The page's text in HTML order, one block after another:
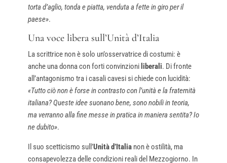
torta d’aglio, tonda e piatta, venduta a fette in giro per il
paese».
Una voce libera sull’Unità d’Italia
La scrittrice non è solo un’osservatrice di costumi: è
anche una donna con forti convinzioni liberali. Di fronte
all’antagonismo tra i casali cavesi si chiede con lucidità:
«Tutto ciò non è forse in contrasto con l’unità e la fraternità
italiana? Queste idee suonano bene, sono nobili in teoria,
ma verranno alla fine messe in pratica in maniera sentita? Io
ne dubito».
Il suo scetticismo sull’Unità d’Italianon è ostilità, ma
consapevolezza delle condizioni reali del Mezzogiorno. In